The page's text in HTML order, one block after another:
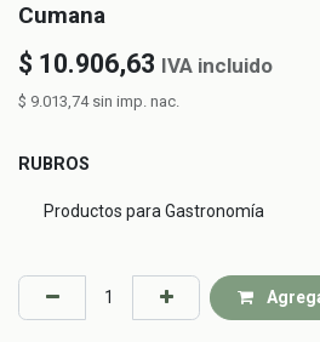
Cumana
$ 10.906,63 IVA incluido
$ 9.013,74 sin imp. nac.
RUBROS
Productos para Gastronomía